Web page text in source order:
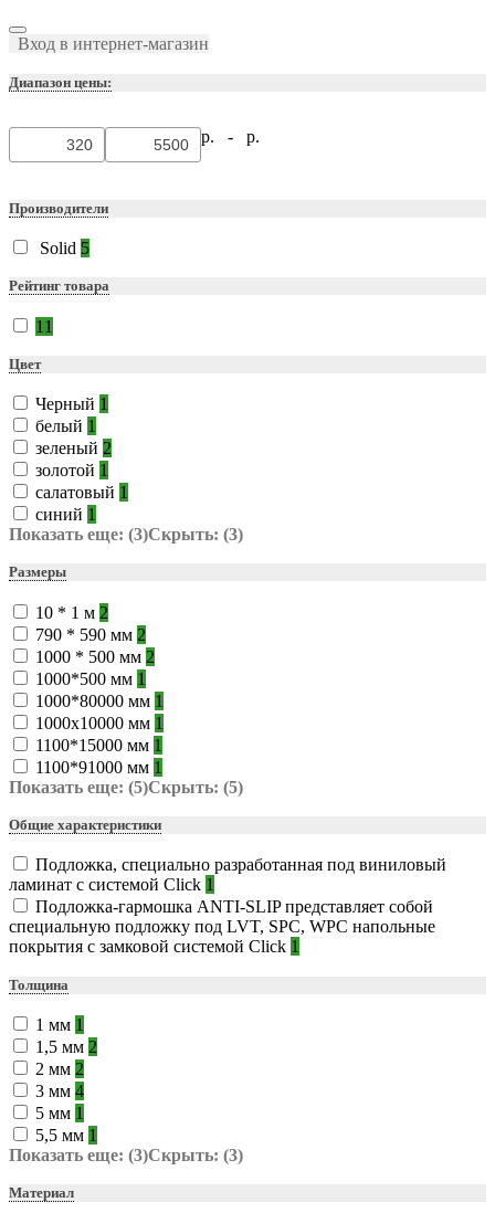
Вход в интернет-магазин
Диапазон цены:
р. - р.
Производители
Solid 5
Рейтинг товара
11
Цвет
Черный 1
белый 1
зеленый 2
золотой 1
салатовый 1
синий 1
Показать еще: (3)Скрыть: (3)
Размеры
10 * 1 м 2
790 * 590 мм 2
1000 * 500 мм 2
1000*500 мм 1
1000*80000 мм 1
1000х10000 мм 1
1100*15000 мм 1
1100*91000 мм 1
Показать еще: (5)Скрыть: (5)
Общие характеристики
Подложка, специально разработанная под виниловый
ламинат с системой Click 1
Подложка-гармошка ANTI-SLIP представляет собой
специальную подложку под LVT, SPC, WPC напольные
покрытия с замковой системой Click 1
Толщина
1 мм 1
1,5 мм 2
2 мм 2
3 мм 4
5 мм 1
5,5 мм 1
Показать еще: (3)Скрыть: (3)
Материал